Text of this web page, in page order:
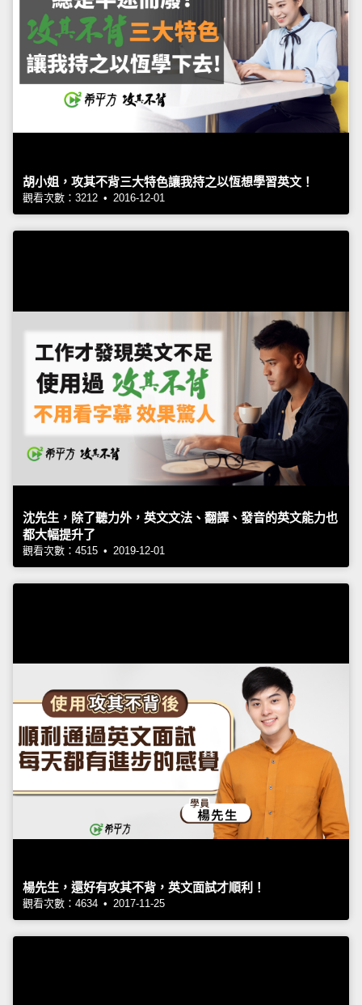
胡小姐，攻其不背三大特色讓我持之以恆想學習英文！
觀看次數：3212 • 2016-12-01
沈先生，除了聽力外，英文文法、翻譯、發音的英文能力也
都大幅提升了
觀看次數：4515 • 2019-12-01
楊先生，還好有攻其不背，英文面試才順利！
觀看次數：4634 • 2017-11-25